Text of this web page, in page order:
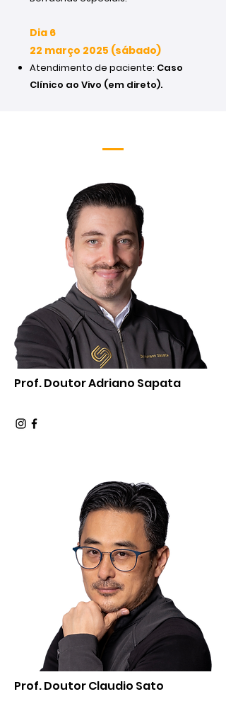
Dia 6
22 março 2025 (sábado)
Atendimento de paciente: Caso
Clínico ao Vivo (em direto).
Prof. Doutor Adriano Sapata
Prof. Doutor Claudio Sato